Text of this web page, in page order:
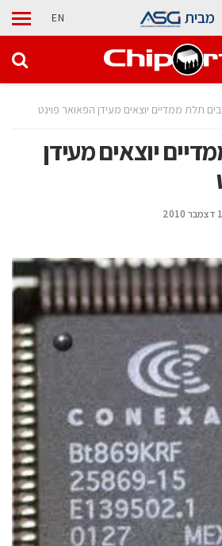
מבית EN
תלת ממדיים יוצאים מעידן הפאואר פוינט
יוצאים מעידן